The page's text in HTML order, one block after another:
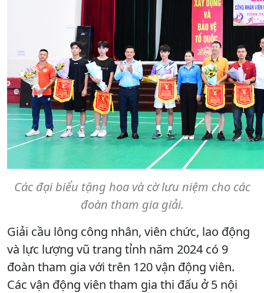
Các đại biểu tặng hoa và cờ lưu niệm cho các
đoàn tham gia giải.
Giải cầu lông công nhân, viên chức, lao động
và lực lượng vũ trang tỉnh năm 2024 có 9
đoàn tham gia với trên 120 vận động viên.
Các vận động viên tham gia thi đấu ở 5 nội